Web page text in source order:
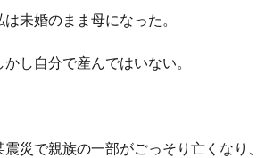
は未婚のまま母になった。
かし自分で産んではいない。
震災で親族の一部がごっそり亡くなり、